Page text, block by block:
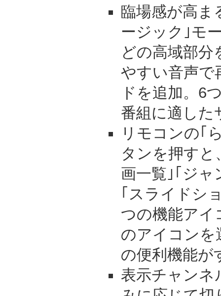
臨場感が高ま
ージック｣モ
どの高域部分
やすい音声で
ドを追加。6
番組に適した
リモコンの｢
タンを押すと
画一覧｣｢ジャ
｢スライドシ
つの機能アイ
のアイコンを
の便利機能が
表示チャンネ